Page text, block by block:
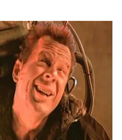
দাম ১৪৩১০ টাকা,
১০ গ্রাম সোনার